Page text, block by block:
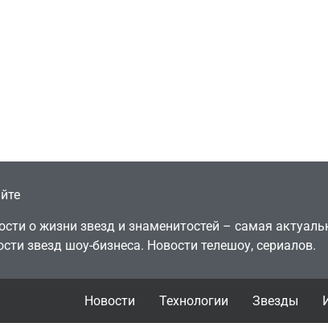
о жизни звезд и знаменитостей – самая
звезд шоу-бизнеса. Новости телешоу, сериалов.
Новости Технологии Звезды